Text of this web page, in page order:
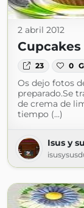
2 abril 2012
23 0
Os dejo fotos
preparado.Se
de crema de
tiempo (...)
Isus y